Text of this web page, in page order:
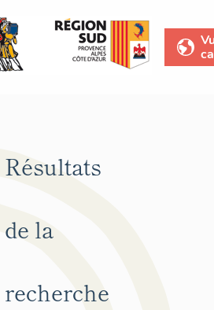
Résultats
de la
recherche